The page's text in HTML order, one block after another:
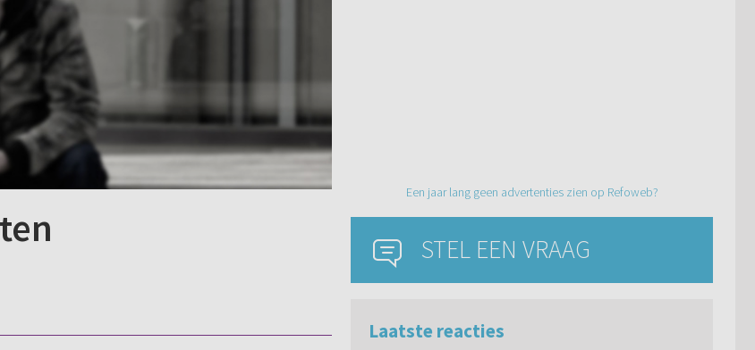
Een jaar lang geen advertenties zien op Refoweb?
STEL EEN VRAAG
Laatste reacties